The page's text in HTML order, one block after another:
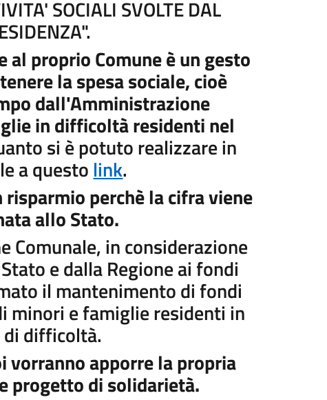
SOCIALI SVOLTE DAL
proprio Comune è un gesto
la spesa sociale, cioè
dall'Amministrazione
in difficoltà residenti nel
si è potuto realizzare in
a questo link.
perchè la cifra viene
allo Stato.
in considerazione
e dalla Regione ai fondi
il mantenimento di fondi
minori e famiglie residenti in
difficoltà.
vorranno apporre la propria
progetto di solidarietà.